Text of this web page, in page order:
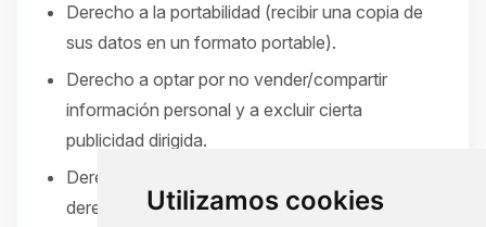
Utilizamos cookies
Derecho a la portabilidad (recibir una copia de
sus datos en un formato portable).
Derecho a optar por no vender/compartir
información personal y a excluir cierta
publicidad dirigida.
Derecho a no ser discriminado por ejercer sus
derechos.